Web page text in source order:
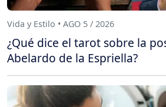
Vida y Estilo • AGO 5 / 2026
¿Qué dice el tarot sobre la
Abelardo de la Espriella?